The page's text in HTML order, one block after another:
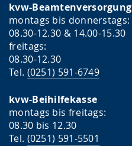
kvw-Beamtenversorgung
montags bis donnerstags:
08.30-12.30 & 14.00-15.30
freitags:
08.30-12.30
Tel. (0251) 591-6749
kvw-Beihilfekasse
montags bis freitags:
08.30 bis 12.30
Tel. (0251) 591-5501